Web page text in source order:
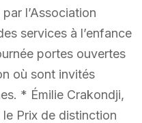
l’Association
services à l’enfance
portes ouvertes
où sont invités
* Émilie Crakondji,
Prix de distinction